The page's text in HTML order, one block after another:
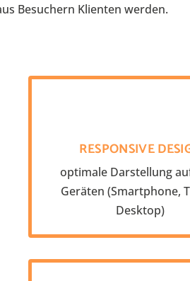
Besuchern Klienten werden.
RESPONSIVE
optimale Darstellung
Geräten (Smartphone,
Desktop)